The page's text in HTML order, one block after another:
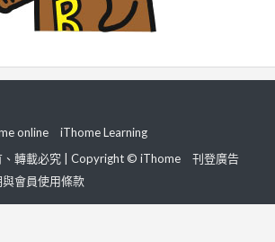
online
iThome Learning
、轉載必究 | Copyright © iThome
刊登廣告
會員使用條款